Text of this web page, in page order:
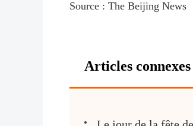
Source : The Beijing News
Articles connexes